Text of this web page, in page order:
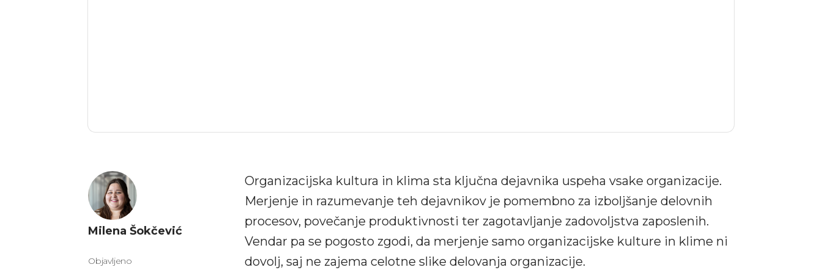
Milena Šokčević
Objavljeno
Organizacijska kultura in klima sta ključna dejavnika uspeha vsake organizacije.
Merjenje in razumevanje teh dejavnikov je pomembno za izboljšanje delovnih
procesov, povečanje produktivnosti ter zagotavljanje zadovoljstva zaposlenih.
Vendar pa se pogosto zgodi, da merjenje samo organizacijske kulture in klime ni
dovolj, saj ne zajema celotne slike delovanja organizacije.